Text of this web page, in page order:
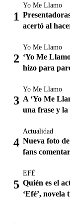
Yo Me Llamo
acertó al
Yo Me Llamo
‘Yo Me
hizo para
Yo Me Llamo
A ‘Yo Me
una frase y
Actualidad
Nueva foto
fans
EFÉ
Quién es el
‘Efé’, novela